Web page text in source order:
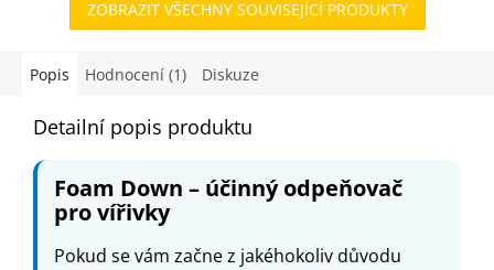
ZOBRAZIT VŠECHNY SOUVISEJÍCÍ PRODUKTY
Popis Hodnocení (1) Diskuze
Detailní popis produktu
Foam Down – účinný odpeňovač
pro vířivky
Pokud se vám začne z jakéhokoliv důvodu